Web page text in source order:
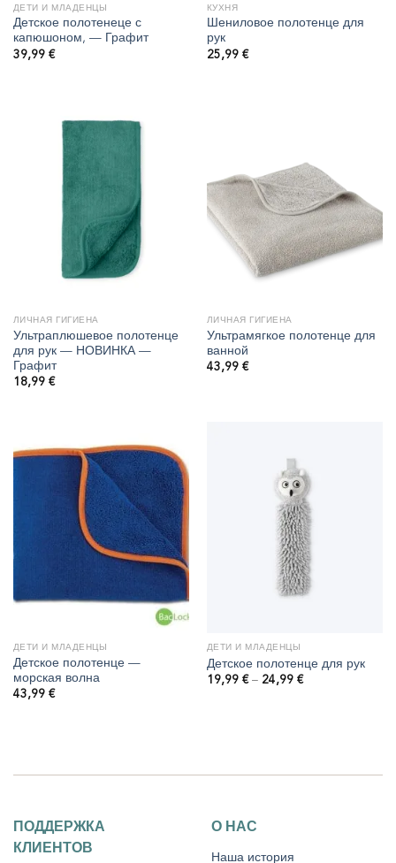
ДЕТИ И МЛАДЕНЦЫ
Детское полотенеце с
капюшоном, — Графит
39,99 €
КУХНЯ
Шениловое полотенце для
рук
25,99 €
ЛИЧНАЯ ГИГИЕНА
Ультраплюшевое полотенце
для рук — НОВИНКА —
Графит
18,99 €
ЛИЧНАЯ ГИГИЕНА
Ультрамягкое полотенце для
ванной
43,99 €
ДЕТИ И МЛАДЕНЦЫ
Детское полотенце —
морская волна
43,99 €
ДЕТИ И МЛАДЕНЦЫ
Детское полотенце для рук
19,99 € – 24,99 €Диапазон
ПОДДЕРЖКА
КЛИЕНТОВ
О НАС
Наша история